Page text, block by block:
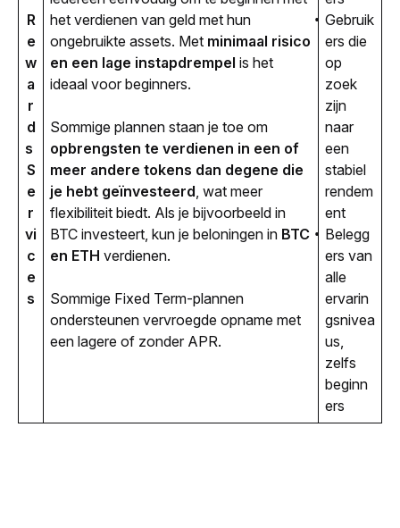
R
e
w
a
r
d
s
S
e
r
vi
c
e
s
het verdienen van geld met hun
ongebruikte assets. Met minimaal risico
en een lage instapdrempel is het
ideaal voor beginners.
opbrengsten te verdienen in een of
meer andere tokens dan degene die
je hebt geïnvesteerd, wat meer
flexibiliteit biedt. Als je bijvoorbeeld in
BTC investeert, kun je beloningen in BTC
en ETH verdienen.
Sommige Fixed Term-plannen
ondersteunen vervroegde opname met
een lagere of zonder APR.
Gebruik
ers die
op
zoek
zijn
naar
een
stabiel
rendem
ent
Belegg
ers van
alle
ervarin
gsnivea
us,
zelfs
beginn
ers